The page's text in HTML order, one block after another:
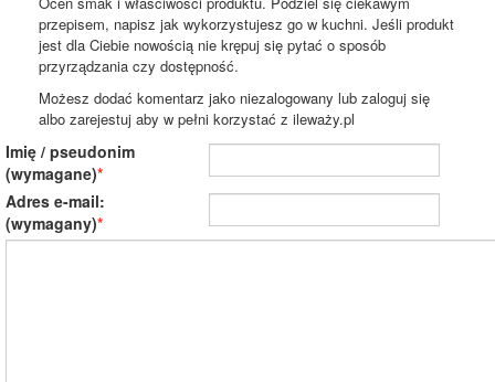
przepisem, napisz jak wykorzystujesz go w kuchni. Jeśli produkt
jest dla Ciebie nowością nie krępuj się pytać o sposób
przyrządzania czy dostępność.
Możesz dodać komentarz jako niezalogowany lub zaloguj się
albo zarejestuj aby w pełni korzystać z ileważy.pl
Imię / pseudonim
(wymagane)
Adres e-mail:
(wymagany)